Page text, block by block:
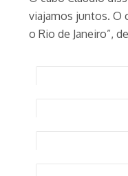
viajamos juntos. O
o Rio de Janeiro”,